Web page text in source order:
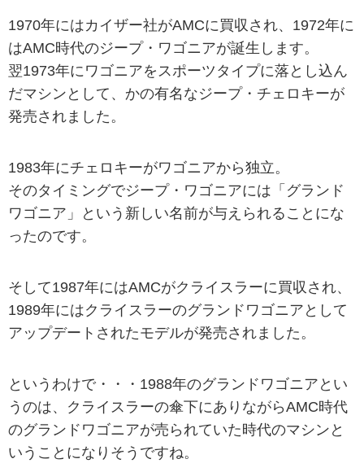
1970年にはカイザー社がAMCに買収され、1972年に
はAMC時代のジープ・ワゴニアが誕生します。
翌1973年にワゴニアをスポーツタイプに落とし込ん
だマシンとして、かの有名なジープ・チェロキーが
発売されました。
1983年にチェロキーがワゴニアから独立。
そのタイミングでジープ・ワゴニアには「グランド
ワゴニア」という新しい名前が与えられることにな
ったのです。
そして1987年にはAMCがクライスラーに買収され、
1989年にはクライスラーのグランドワゴニアとして
アップデートされたモデルが発売されました。
というわけで・・・1988年のグランドワゴニアとい
うのは、クライスラーの傘下にありながらAMC時代
のグランドワゴニアが売られていた時代のマシンと
いうことになりそうですね。